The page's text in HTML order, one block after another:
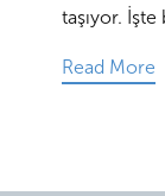
taşıyor. İşte
Read More